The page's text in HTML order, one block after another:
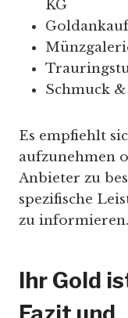
KG
Schmuck
Es empfiehlt
aufzunehmen
Anbieter zu
spezifische
zu informieren.
Ihr Gold